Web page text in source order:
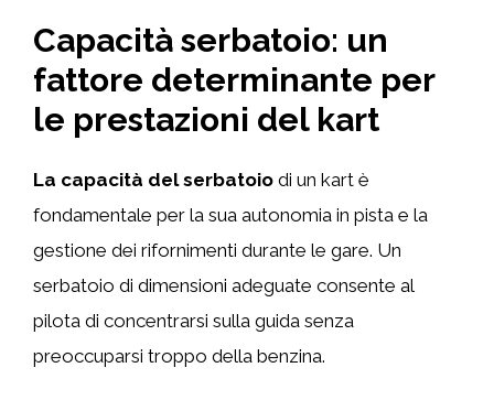
Capacità serbatoio: un
fattore determinante per
le prestazioni del kart
La capacità del serbatoio di un kart è
fondamentale per la sua autonomia in pista e la
gestione dei rifornimenti durante le gare. Un
serbatoio di dimensioni adeguate consente al
pilota di concentrarsi sulla guida senza
preoccuparsi troppo della benzina.